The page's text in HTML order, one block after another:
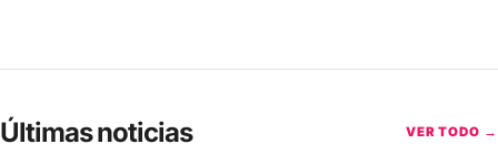
Últimas noticias VER TODO →